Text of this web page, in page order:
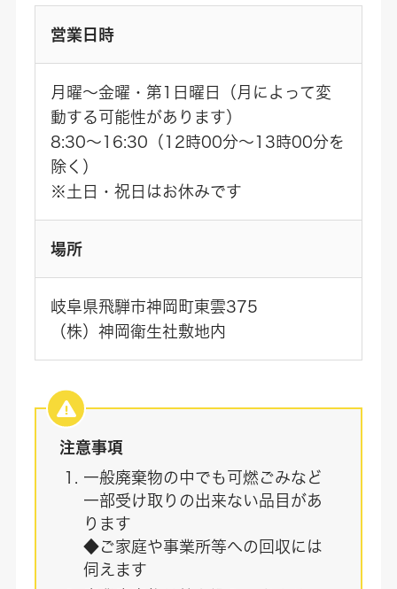
営業日時
月曜～金曜・第1日曜日（月によって変
動する可能性があります）
8:30～16:30（12時00分～13時00分を
除く）
※土日・祝日はお休みです
場所
岐阜県飛騨市神岡町東雲375
（株）神岡衛生社敷地内
注意事項
一般廃棄物の中でも可燃ごみなど
一部受け取りの出来ない品目があ
ります
◆ご家庭や事業所等への回収には
伺えます